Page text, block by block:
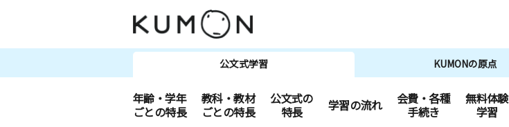
公文式学習 KUMONの原点
年齢・学年
ごとの特長
教科・教材
ごとの特長
公文式の
特長
学習の流れ
会費・各種
手続き
無料体験
学習